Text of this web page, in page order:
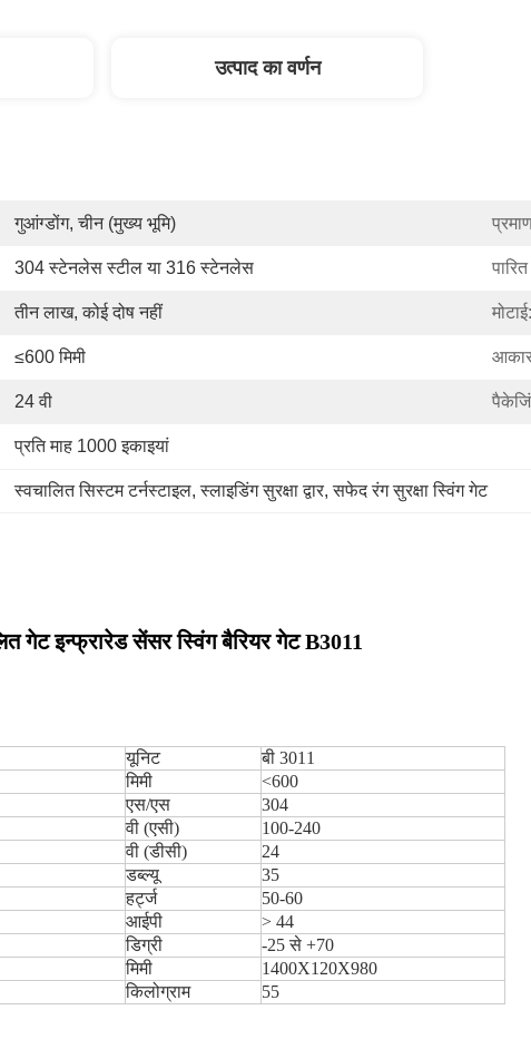
उत्पाद का वर्णन
गुआंग्डोंग, चीन (मुख्य भूमि)
304 स्टेनलेस स्टील या 316 स्टेनलेस
तीन लाख, कोई दोष नहीं मोटाई:
≤600 मिमी
24 वी
प्रति माह 1000 इकाइयां
स्वचालित सिस्टम टर्नस्टाइल, स्लाइडिंग सुरक्षा द्वार, सफेद रंग सुरक्षा स्विंग गेट
गेट इन्फ्रारेड सेंसर स्विंग बैरियर गेट B3011
यूनिट
बी 3011
मिमी
<600
एस/एस
304
वी (एसी)
100-240
वी (डीसी)
24
डब्ल्यू
35
हर्ट्ज
50-60
आईपी
> 44
डिग्री
-25 से +70
मिमी
1400X120X980
किलोग्राम 55